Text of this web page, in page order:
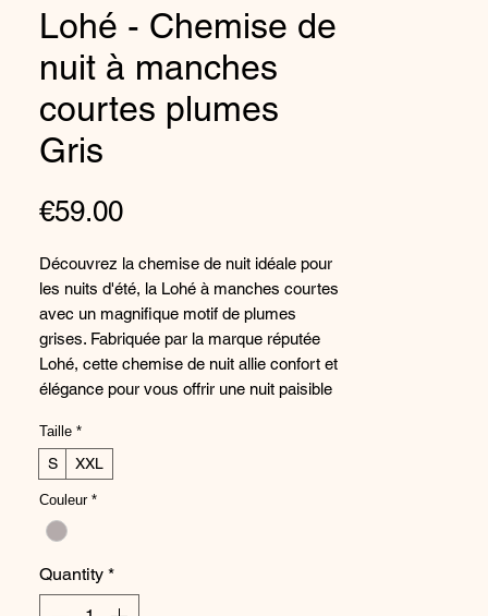
Lohé - Chemise de
nuit à manches
courtes plumes
Gris
€59.00Price
Découvrez la chemise de nuit idéale pour
les nuits d'été, la Lohé à manches courtes
avec un magnifique motif de plumes
grises. Fabriquée par la marque réputée
Lohé, cette chemise de nuit allie confort et
élégance pour vous offrir une nuit paisible
vous garantit une sensation de fraîcheur et
de liberté de mouvement. Confectionnée
chaudes. Offrez-vous la douceur et le style
avec la chemise de nuit à manches
courtes plumes grise de Lohé.
Taille *
S XXL
Couleur *
Quantity *